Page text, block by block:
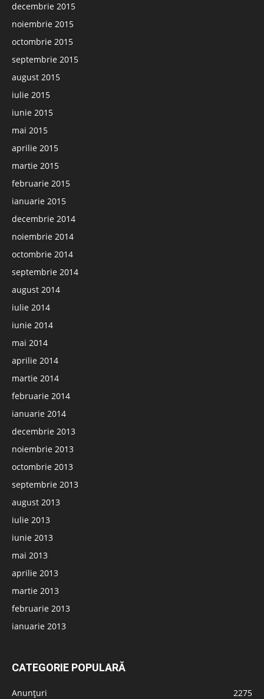
decembrie 2015
noiembrie 2015
octombrie 2015
septembrie 2015
august 2015
iulie 2015
iunie 2015
mai 2015
aprilie 2015
martie 2015
februarie 2015
ianuarie 2015
decembrie 2014
noiembrie 2014
octombrie 2014
septembrie 2014
august 2014
iulie 2014
iunie 2014
mai 2014
aprilie 2014
martie 2014
februarie 2014
ianuarie 2014
decembrie 2013
noiembrie 2013
octombrie 2013
septembrie 2013
august 2013
iulie 2013
iunie 2013
mai 2013
aprilie 2013
martie 2013
februarie 2013
ianuarie 2013
CATEGORIE POPULARĂ
Anunțuri
2275